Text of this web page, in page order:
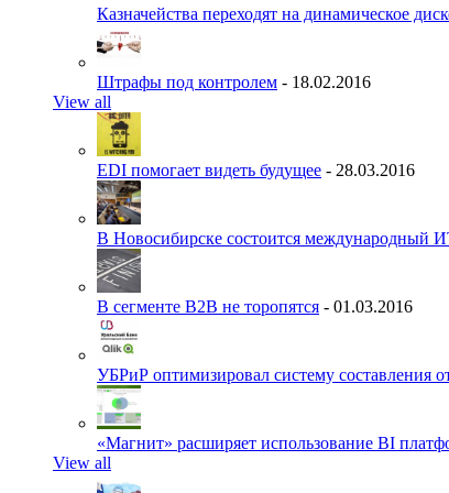
Казначейства переходят на динамическое
Штрафы под контролем - 18.02.2016
View all
EDI помогает видеть будущее - 28.03.2016
В Новосибирске состоится международный
В сегменте B2B не торопятся - 01.03.2016
УБРиР оптимизировал систему составления
«Магнит» расширяет использование BI
View all